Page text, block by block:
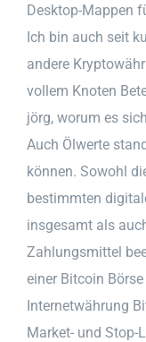
Desktop-Mappen
Ich bin auch seit
andere
vollem Knoten
jörg, worum es
Auch Ölwerte
können. Sowohl
bestimmten
insgesamt als
Zahlungsmittel
einer Bitcoin
Internetwährung
Market- und Stop-